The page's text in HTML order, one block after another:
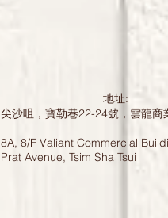
地址:
尖沙咀，寶勒巷22-24號，雲龍
8A, 8/F Valiant Commercial
Prat Avenue, Tsim Sha Tsui